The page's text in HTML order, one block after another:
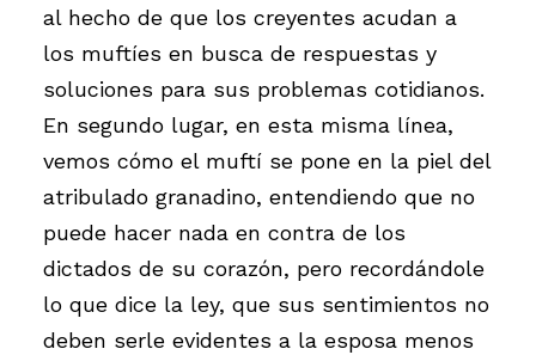
al hecho de que los creyentes acudan a
los muftíes en busca de respuestas y
soluciones para sus problemas cotidianos.
En segundo lugar, en esta misma línea,
vemos cómo el muftí se pone en la piel del
atribulado granadino, entendiendo que no
puede hacer nada en contra de los
dictados de su corazón, pero recordándole
lo que dice la ley, que sus sentimientos no
deben serle evidentes a la esposa menos